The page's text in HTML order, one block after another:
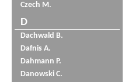
Czech M.
D
Dachwald B.
Dafnis A.
Dahmann P.
Danowski C.